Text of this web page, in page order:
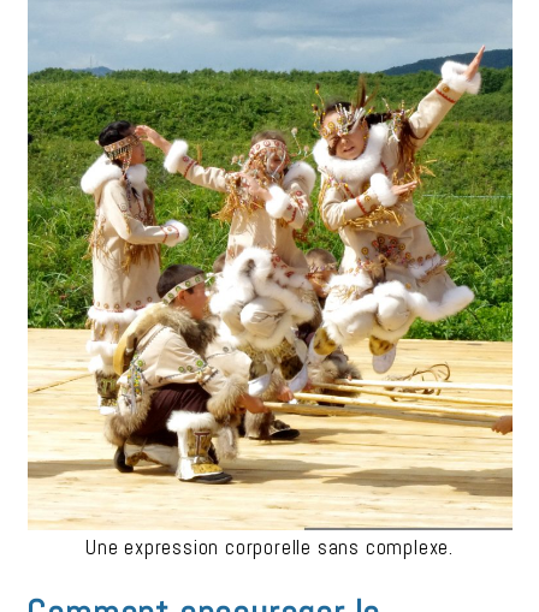
Une expression corporelle sans complexe.